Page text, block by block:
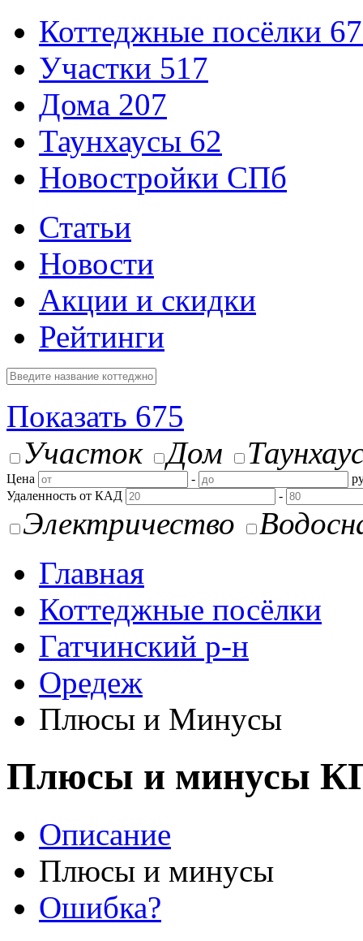
Коттеджные посёлки
Участки 517
Дома 207
Таунхаусы 62
Новостройки СПб
Статьи
Новости
Акции и скидки
Рейтинги
Показать 675
Участок
Дом
Цена -
Удаленность от КАД
-
Электричество
Главная
Коттеджные посёлки
Гатчинский р-н
Оредеж
Плюсы и Минусы
Плюсы и минусы
Описание
Плюсы и минусы
Ошибка?